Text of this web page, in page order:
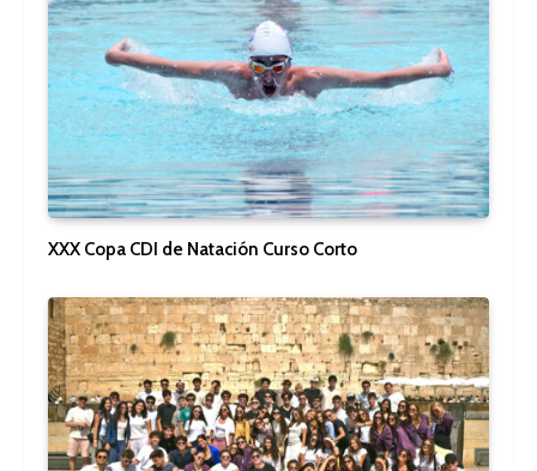
XXX Copa CDI de Natación Curso Corto